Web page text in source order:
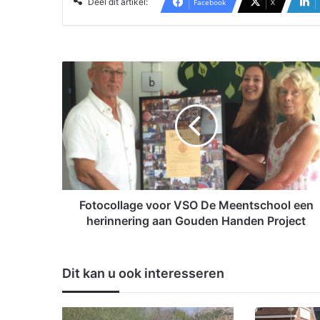
Deel dit artikel: Facebook X
o
c
o
a
r
V
S
Fotocollage voor VSO De Meentschool een
herinnering aan Gouden Handen Project
Dit kan u ook interesseren